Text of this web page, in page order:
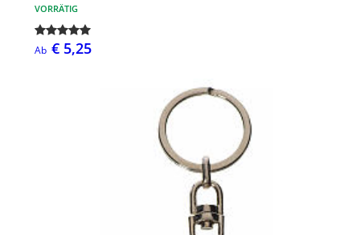
VORRÄTIG
Ab € 5,25